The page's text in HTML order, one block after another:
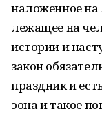
наложенное на
лежащее на
истории и
закон
праздник и
эона и такое